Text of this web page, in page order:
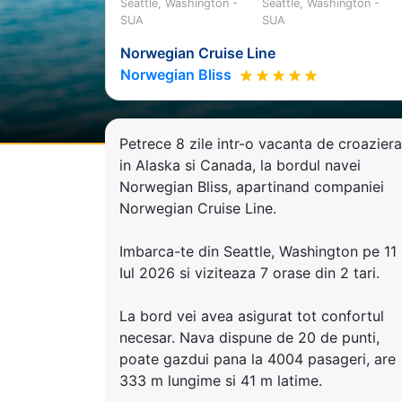
Seattle, Washington -
SUA
Seattle, Washington -
SUA
Norwegian Cruise Line
Norwegian Bliss
Petrece 8 zile intr-o vacanta de croaziera
in Alaska si Canada, la bordul navei
Norwegian Bliss, apartinand companiei
Norwegian Cruise Line.
Imbarca-te din Seattle, Washington pe 11
Iul 2026 si viziteaza 7 orase din 2 tari.
La bord vei avea asigurat tot confortul
necesar. Nava dispune de 20 de punti,
poate gazdui pana la 4004 pasageri, are
333 m lungime si 41 m latime.